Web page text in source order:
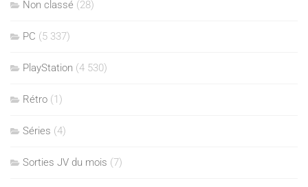
Non classé (28)
PC (5 337)
PlayStation (4 530)
Rétro (1)
Séries (4)
Sorties JV du mois (7)